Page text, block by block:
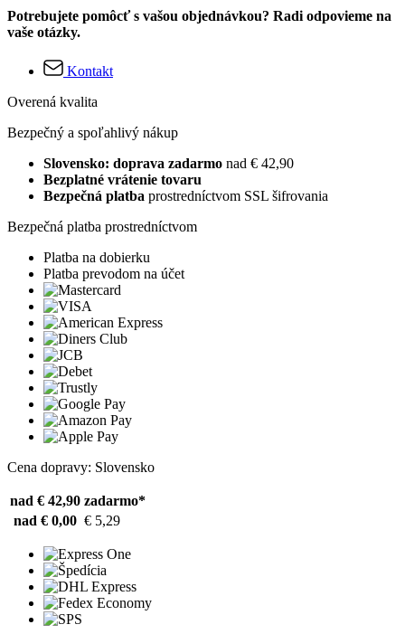
Potrebujete pomôcť s vašou objednávkou? Radi odpovieme na
vaše otázky.
Kontakt
Overená kvalita
Bezpečný a spoľahlivý nákup
Slovensko: doprava zadarmo nad € 42,90
Bezplatné vrátenie tovaru
Bezpečná platba prostredníctvom SSL šifrovania
Bezpečná platba prostredníctvom
Platba na dobierku
Platba prevodom na účet
Cena dopravy: Slovensko
nad € 42,90 zadarmo*
nad € 0,00 € 5,29